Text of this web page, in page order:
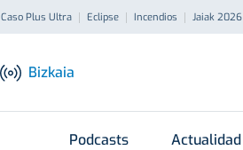
Caso Plus Ultra Eclipse Incendios Jaiak 2026
Bizkaia
Podcasts Actualidad